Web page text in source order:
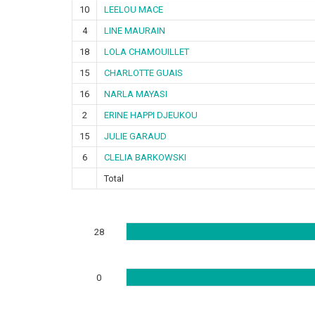
10
LEELOU MACE
4
LINE MAURAIN
18
LOLA CHAMOUILLET
15
CHARLOTTE GUAIS
16
NARLA MAYASI
2
ERINE HAPPI DJEUKOU
15
JULIE GARAUD
6
CLELIA BARKOWSKI
Total
28
0